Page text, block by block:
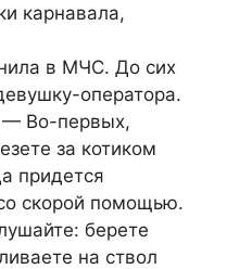
карнавала,
в МЧС. До сих
оператора.
Во-первых,
за котиком
придется
скорой помощью.
берете
на ствол